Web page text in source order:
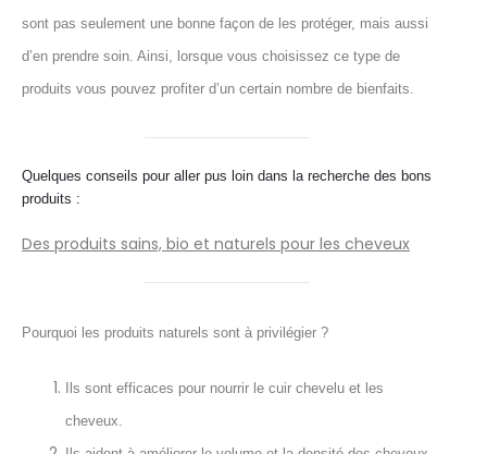
sont pas seulement une bonne façon de les protéger, mais aussi
d’en prendre soin. Ainsi, lorsque vous choisissez ce type de
produits vous pouvez profiter d’un certain nombre de bienfaits.
Quelques conseils pour aller pus loin dans la recherche des bons
produits :
Des produits sains, bio et naturels pour les cheveux
Pourquoi les produits naturels sont à privilégier ?
Ils sont efficaces pour nourrir le cuir chevelu et les
cheveux.